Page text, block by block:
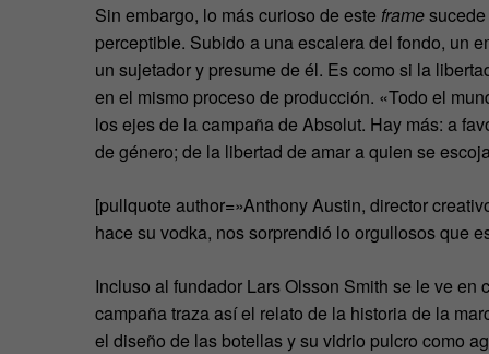
Sin embargo, lo más curioso de este frame
perceptible. Subido a una escalera del fondo, un
un sujetador y presume de él. Es como si la
en el mismo proceso de producción. «Todo el
los ejes de la campaña de Absolut. Hay más: a
de género; de la libertad de amar a quien se
[pullquote author=»Anthony Austin, director
hace su vodka, nos sorprendió lo orgullosos que
Incluso al fundador Lars Olsson Smith se le ve
campaña traza así el relato de la historia de la
el diseño de las botellas y su vidrio pulcro como